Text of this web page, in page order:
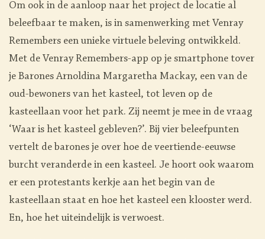
Om ook in de aanloop naar het project de locatie al
beleefbaar te maken, is in samenwerking met Venray
Remembers een unieke virtuele beleving ontwikkeld.
Met de Venray Remembers-app op je smartphone tover
je Barones Arnoldina Margaretha Mackay, een van de
oud-bewoners van het kasteel, tot leven op de
kasteellaan voor het park. Zij neemt je mee in de vraag
‘Waar is het kasteel gebleven?’. Bij vier beleefpunten
vertelt de barones je over hoe de veertiende-eeuwse
burcht veranderde in een kasteel. Je hoort ook waarom
er een protestants kerkje aan het begin van de
kasteellaan staat en hoe het kasteel een klooster werd.
En, hoe het uiteindelijk is verwoest.